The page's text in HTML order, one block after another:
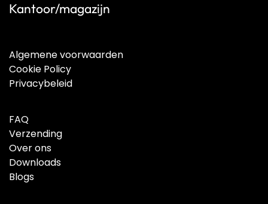
Kantoor/magazijn
Algemene voorwaarden
Cookie Policy
Privacybeleid
FAQ
Verzending
Over ons
Downloads
Blogs